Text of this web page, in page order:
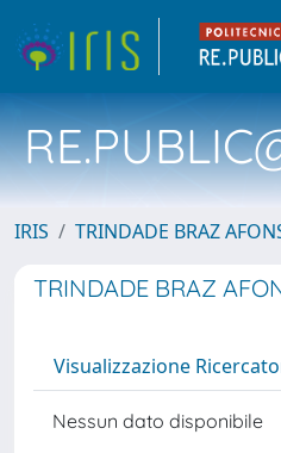
IRIS TRINDADE BRAZ
TRINDADE BRAZ
Visualizzazione
Nessun dato disponibile